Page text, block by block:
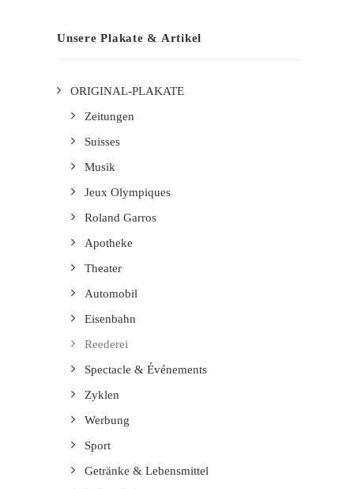
Unsere Plakate & Artikel
ORIGINAL-PLAKATE
Zeitungen
Suisses
Musik
Jeux Olympiques
Roland Garros
Apotheke
Theater
Automobil
Eisenbahn
Reederei
Spectacle & Événements
Zyklen
Werbung
Sport
Getränke & Lebensmittel